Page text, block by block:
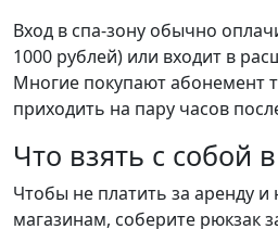
Вход в спа-зону обычно
1000 рублей) или входит в
Многие покупают абонемент
приходить на пару часов
Что взять с собой
Чтобы не платить за аренду и
магазинам, соберите рюкзак